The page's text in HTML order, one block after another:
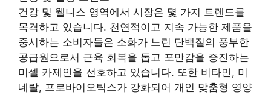
건강 및 웰니스 영역에서 시장은 몇 가지 트렌드를
목격하고 있습니다. 천연적이고 지속 가능한 제품을
중시하는 소비자들은 소화가 느린 단백질의 풍부한
공급원으로서 근육 회복을 돕고 포만감을 증진하는
미셀 카제인을 선호하고 있습니다. 또한 비타민, 미
네랄, 프로바이오틱스가 강화되어 개인 맞춤형 영양